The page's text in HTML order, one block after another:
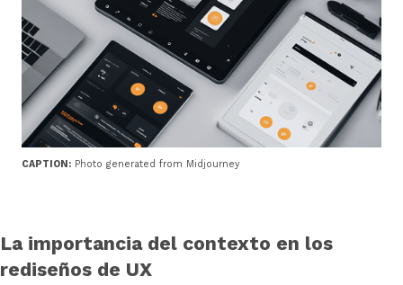
CAPTION: Photo generated from Midjourney
La importancia del contexto en los
rediseños de UX